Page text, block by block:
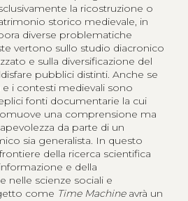
la ricostruzione o
storico medievale, in
diverse problematiche
vertono sullo studio diacronico
e sulla diversificazione del
pubblici distinti. Anche se
i contesti medievali sono
fonti documentarie la cui
una comprensione ma
da parte di un
sia generalista. In questo
della ricerca scientifica
e della
nelle scienze sociali e
come Time Machineavrà un